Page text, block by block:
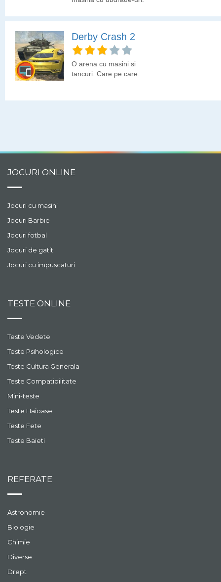
Derby Crash 2
O arena cu masini si
tancuri. Care pe care.
JOCURI ONLINE
Jocuri cu masini
Jocuri Barbie
Jocuri fotbal
Jocuri de gatit
Jocuri cu impuscaturi
TESTE ONLINE
Teste Vedete
Teste Psihologice
Teste Cultura Generala
Teste Compatibilitate
Mini-teste
Teste Haioase
Teste Fete
Teste Baieti
REFERATE
Astronomie
Biologie
Chimie
Diverse
Drept